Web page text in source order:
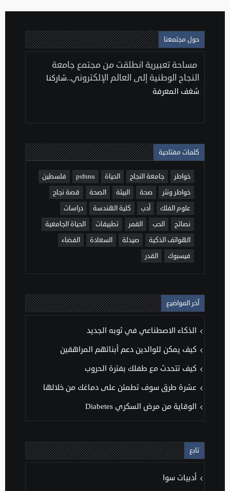
حول مجتمعنا
مساحة تعبيرية انطلقت من مجتمع جامعة
النجاح الوطنية إلى العالم الإلكتروني..شاركنا
شغف المعرفة
كلمات مفتاحية
خواطر جامعة النجاح الحياة psfnnu
فلسطين
خواطر ونثر
صحة البيئة الصحة
قصة نجاح
علوم الفلك
أدب كلية الهندسة
دراسات
نصائح
الحب القمر تطبيقات
الحياة الجامعية
الهواتف الذكية
صيدلة السعادة
الفضاء
فيسبوك
القدر
آخر المواضيع
الذكاء الاصطناعي في ثوبه الجديد
كيف يمكن للوالدين دعم أبنائهم المراهقين
كيف تتحدث مع طفلك بفترة الحروب
عشرة طرق سوف تطمئن على دماغك من خلالها
الوقاية من مرض السكري Diabetes
تابع
أدبيات سوا